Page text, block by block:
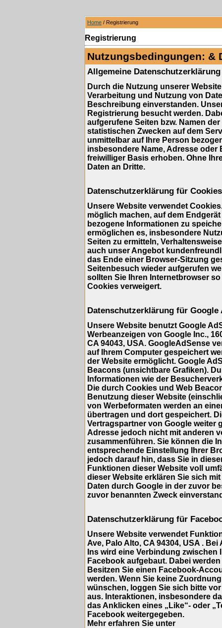
Home / Registrierung
Registrierung
Nutzungsbedingungen: &
Allgemeine Datenschutzerklärung
Durch die Nutzung unserer
Verarbeitung und Nutzung von
Beschreibung einverstanden.
Registrierung besucht werden.
aufgerufene Seiten bzw. Namen
statistischen Zwecken auf dem
unmittelbar auf Ihre Person
insbesondere Name, Adresse oder
freiwilliger Basis erhoben. Ohne
Daten an Dritte.
Datenschutzerklärung für Cookies
Unsere Website verwendet
möglich machen, auf dem
bezogene Informationen zu
ermöglichen es, insbesondere
Seiten zu ermitteln,
auch unser Angebot
das Ende einer Browser-Sitzung
Seitenbesuch wieder aufgerufen
sollten Sie Ihren Internetbrowser
Cookies verweigert.
Datenschutzerklärung für Google
Unsere Website benutzt Google
Werbeanzeigen von Google Inc.,
CA 94043, USA. GoogleAdSense
auf Ihrem Computer gespeichert
der Website ermöglicht. Google
Beacons (unsichtbare Grafiken).
Informationen wie der
Die durch Cookies und Web
Benutzung dieser Website
von Werbeformaten werden an
übertragen und dort gespeichert.
Vertragspartner von Google weiter
Adresse jedoch nicht mit anderen
zusammenführen. Sie können die
entsprechende Einstellung Ihrer
jedoch darauf hin, dass Sie in
Funktionen dieser Website voll
dieser Website erklären Sie sich
Daten durch Google in der zuvor
zuvor benannten Zweck
Datenschutzerklärung für
Unsere Website verwendet
Ave, Palo Alto, CA 94304, USA .
Ins wird eine Verbindung
Facebook aufgebaut. Dabei
Besitzen Sie einen Facebook-
werden. Wenn Sie keine
wünschen, loggen Sie sich bitte
aus. Interaktionen, insbesondere
das Anklicken eines „Like“- oder
Facebook weitergegeben.
Mehr erfahren Sie unter